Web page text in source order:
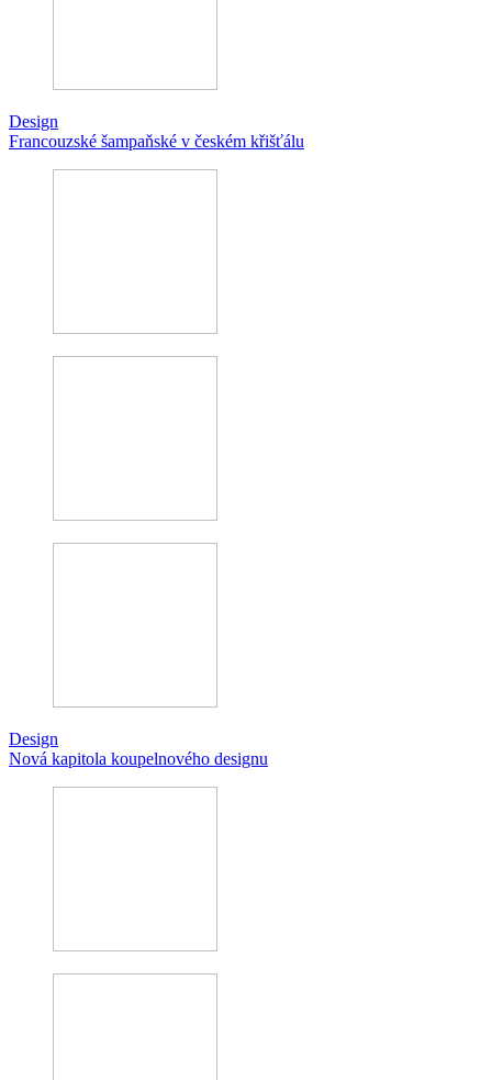
Design
Francouzské šampaňské v českém křišťálu
Design
Nová kapitola koupelnového designu